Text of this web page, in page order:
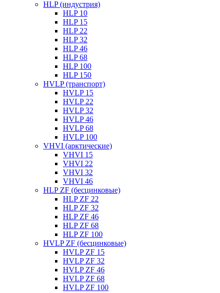
HLP (индустрия)
HLP 10
HLP 15
HLP 22
HLP 32
HLP 46
HLP 68
HLP 100
HLP 150
HVLP (транспорт)
HVLP 15
HVLP 22
HVLP 32
HVLP 46
HVLP 68
HVLP 100
VHVI (арктические)
VHVI 15
VHVI 22
VHVI 32
VHVI 46
HLP ZF (бесцинковые)
HLP ZF 22
HLP ZF 32
HLP ZF 46
HLP ZF 68
HLP ZF 100
HVLP ZF (бесцинковые)
HVLP ZF 15
HVLP ZF 32
HVLP ZF 46
HVLP ZF 68
HVLP ZF 100